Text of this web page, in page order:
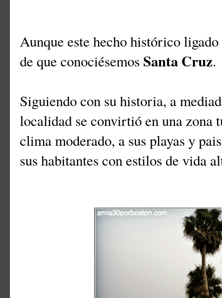
Aunque este hecho histórico
de que conociésemos Santa Cruz.
Siguiendo con su historia, a
localidad se convirtió en una zona
clima moderado, a sus playas y
sus habitantes con estilos de vida